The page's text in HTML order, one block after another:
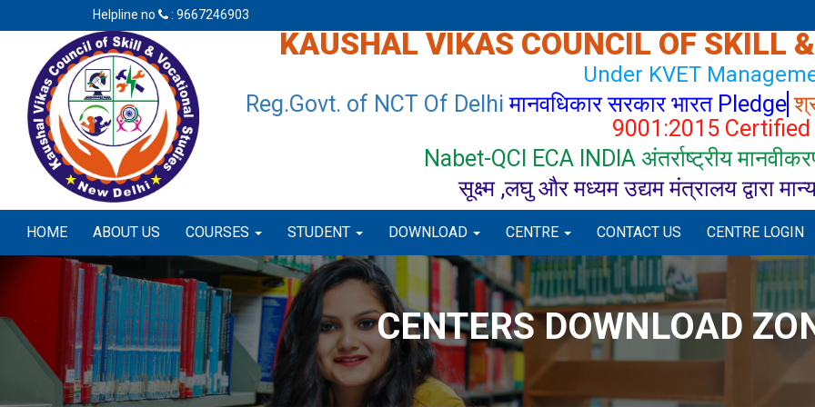
Helpline no : 9667246903
KAUSHAL VIKAS COUNCIL OF SKILL
Under KVET
Reg.Govt. of NCT Of Delhi मानवधिकार सरकार भारत Pledge
9001:2015 Certified
Nabet-QCI ECA INDIA अंतर्राष्ट्रीय
सूक्ष्म ,लघु और मध्यम उद्यम मंत्रालय द्वारा
HOME ABOUT US COURSES STUDENT DOWNLOAD CENTRE CONTACT US CENTRE LOGIN
CENTERS DOWNLOAD